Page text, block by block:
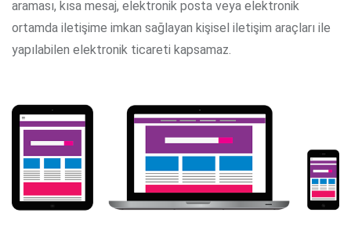
araması, kısa mesaj, elektronik posta veya elektronik
ortamda iletişime imkan sağlayan kişisel iletişim araçları ile
yapılabilen elektronik ticareti kapsamaz.